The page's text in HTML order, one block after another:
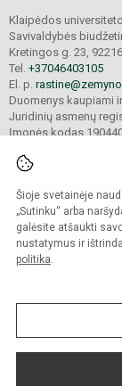
Šioje svetainėje
„Sutinku“ arba
galėsite atšaukti
nustatymus ir
politika.
Klaipėdos
Savivaldybės
Kretingos g. 23,
Tel. +37046403105
El. p.
Duomenys kaupiami
Juridinių asmenų
Įmonės kodas
© 2022. Klaipėdos
Kopijuoti turinį
Sumanus